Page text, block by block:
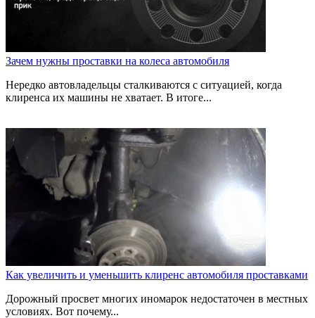
Зачем нужны проставки на колеса автомобиля
Нередко автовладельцы сталкиваются с ситуацией, когда
клиренса их машины не хватает. В итоге...
Как увеличить и уменьшить клиренс автомобиля проставками
Дорожный просвет многих иномарок недостаточен в местных
условиях. Вот почему...